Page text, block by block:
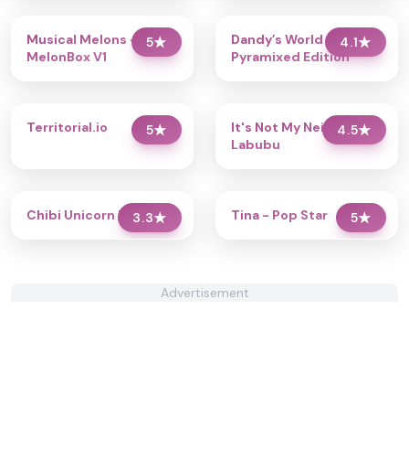
5★
Musical Melons –
MelonBox V1
4.1★
Dandy’s World
Pyramixed Edition
5★
Territorial.io 4.5★
It's Not My Neighbor:
Labubu
3.3★
Chibi Unicorn Dress Up 5★
Tina - Pop Star
Advertisement